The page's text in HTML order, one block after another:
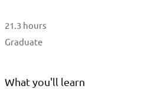
21.3 hours
Graduate
What you'll learn